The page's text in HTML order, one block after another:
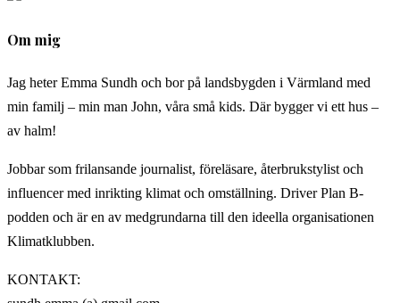
Om mig
Jag heter Emma Sundh och bor på landsbygden i Värmland med
min familj – min man John, våra små kids. Där bygger vi ett hus –
av halm!
Jobbar som frilansande journalist, föreläsare, återbrukstylist och
influencer med inrikting klimat och omställning. Driver Plan B-
podden och är en av medgrundarna till den ideella organisationen
Klimatklubben.
KONTAKT: